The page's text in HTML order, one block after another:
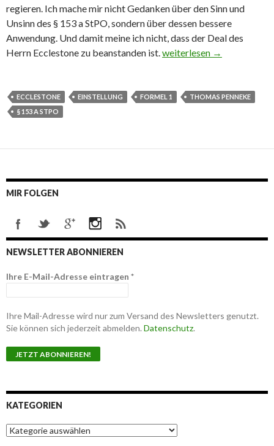
regieren. Ich mache mir nicht Gedanken über den Sinn und
Unsinn des § 153 a StPO, sondern über dessen bessere
Anwendung. Und damit meine ich nicht, dass der Deal des
Herrn Ecclestone zu beanstanden ist.Verfahren gegen 100 Mio
weiterlesen →
ECCLESTONE EINSTELLUNG FORMEL 1
THOMAS PENNEKE
§ 153 A STPO
MIR FOLGEN
NEWSLETTER ABONNIEREN
Ihre E-Mail-Adresse eintragen *
Ihre Mail-Adresse wird nur zum Versand des Newsletters genutzt.
Sie können sich jederzeit abmelden. Datenschutz.
KATEGORIEN
K
a